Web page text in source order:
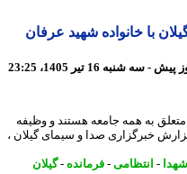
با خانواده شهید عرفان
به همه جامعه هستند و وظیفه
خبرگزاری صدا و سیمای گیلان ،
-انتظامی-فرمانده-گیلان